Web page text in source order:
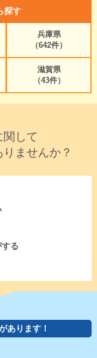
探す
兵庫県
（642件）
滋賀県
（43件）
して
りませんか？
る
あります！